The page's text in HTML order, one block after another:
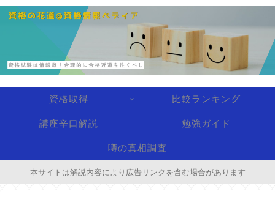
資格取得 比較ランキング
講座辛口解説 勉強ガイド
噂の真相調査
本サイトは解説内容により広告リンクを含む場合があります